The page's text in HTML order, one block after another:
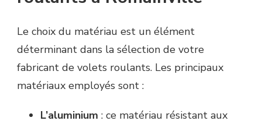
Le choix du matériau est un élément
déterminant dans la sélection de votre
fabricant de volets roulants. Les principaux
matériaux employés sont :
L’aluminium : ce matériau résistant aux